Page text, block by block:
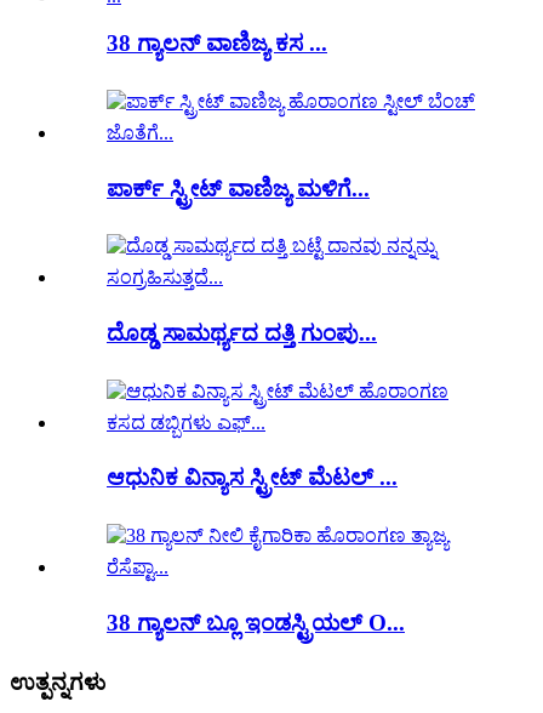
38 ಗ್ಯಾಲನ್ ವಾಣಿಜ್ಯ ಕಸ ...
ಪಾರ್ಕ್ ಸ್ಟ್ರೀಟ್ ವಾಣಿಜ್ಯ ಮಳಿಗೆ...
ದೊಡ್ಡ ಸಾಮರ್ಥ್ಯದ ದತ್ತಿ ಗುಂಪು...
ಆಧುನಿಕ ವಿನ್ಯಾಸ ಸ್ಟ್ರೀಟ್ ಮೆಟಲ್ ...
38 ಗ್ಯಾಲನ್ ಬ್ಲೂ ಇಂಡಸ್ಟ್ರಿಯಲ್ O...
ಉತ್ಪನ್ನಗಳು